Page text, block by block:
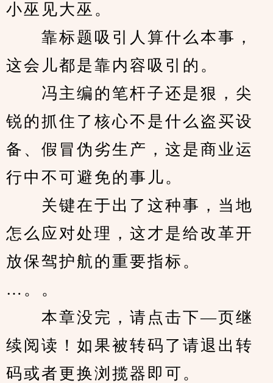
小巫见大巫。
靠标题吸引人算什么本事，
这会儿都是靠内容吸引的。
冯主编的笔杆子还是狠，尖
锐的抓住了核心不是什么盗买设
备、假冒伪劣生产，这是商业运
行中不可避免的事儿。
关键在于出了这种事，当地
怎么应对处理，这才是给改革开
放保驾护航的重要指标。
…。。
本章没完，请点击下—页继
续阅读！如果被转码了请退出转
码或者更换浏揽器即可。